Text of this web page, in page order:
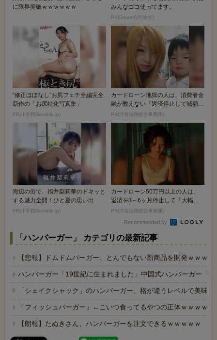
に限界突破ｗｗｗｗｗｗ
みんなココ使ってます。
PR(Dreaw合同会社)
“修正ほぼなし”お尻フェチ全編完全
新作の「お尻特化写真集」
PR(小学館Gravidia.jp)
カードローン地獄の人は、消費者金
融が教えない『返済停止して減額・
免除する方法』で...
PR(渋谷法務総合事務所)
海辺の街で、福井梨莉華のドキッと
する魅力全開！ひと夏の思い出
PR(小学館Gravidia.jp)
カードローン50万円以上の人は、
返済を3～6ヶ月停止して『大幅に
減額してから返済...
PR(渋谷法務総合事務所)
Recommended by
「ハンバーガー」 カテゴリの最新記事
【悲報】ドムドムバーガー、とんでもない新商品を開発ｗｗｗｗ
ハンバーガー「19世紀に生まれました」中国式ハンバーガー「8
「シェイクシャック」のハンバーガー、格が違うレベルで美味
「フィッシュバーガー」←こいつ食ってるやつの正体ｗｗｗｗｗ
【朗報】たぬきさん、ハンバーガーを注文できるｗｗｗｗｗ